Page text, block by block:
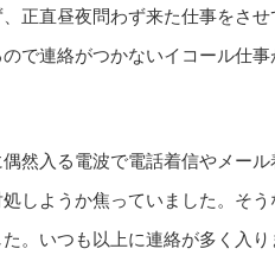
正直昼夜問わず来た仕事をさせ
で連絡がつかないイコール仕
然入る電波で電話着信やメー
しようか焦っていました。そ
。いつも以上に連絡が多く入